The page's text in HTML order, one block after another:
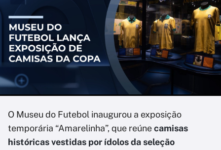
O Museu do Futebol inaugurou a exposição
temporária “Amarelinha”, que reúnecamisas
históricas vestidas por ídolos da seleção